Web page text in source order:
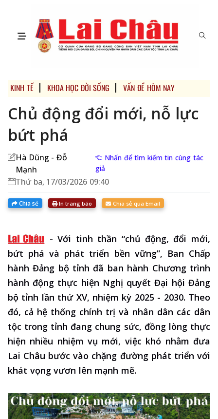
KINH TẾ KHOA HỌC ĐỜI SỐNG VẤN ĐỀ HÔM NAY
Chủ động đổi mới, nỗ lực
bứt phá
Hà Dũng - Đỗ
Mạnh
Nhấn để tìm kiếm tin cùng tác
giả
Thứ ba, 17/03/2026 09:40
Chia sẻ In trang báo Chia sẻ qua Email
- Với tinh thần “chủ động, đổi mới,
bứt phá và phát triển bền vững”, Ban Chấp
hành Đảng bộ tỉnh đã ban hành Chương trình
hành động thực hiện Nghị quyết Đại hội Đảng
bộ tỉnh lần thứ XV, nhiệm kỳ 2025 - 2030. Theo
đó, cả hệ thống chính trị và nhân dân các dân
tộc trong tỉnh đang chung sức, đồng lòng thực
hiện nhiều nhiệm vụ mới, việc khó nhằm đưa
Lai Châu bước vào chặng đường phát triển với
khát vọng vươn lên mạnh mẽ.